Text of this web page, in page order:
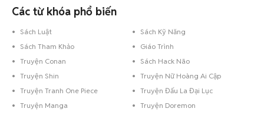
Các từ khóa phổ biến
Sách Luật
Sách Kỹ Năng
Sách Tham Khảo
Giáo Trình
Truyện Conan
Sách Hack Não
Truyện Shin
Truyện Nữ Hoàng Ai Cập
Truyện Tranh One Piece
Truyện Đấu La Đại Lục
Truyện Manga
Truyện Doremon